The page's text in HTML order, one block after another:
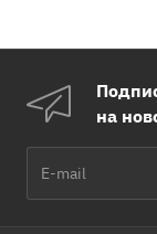
на